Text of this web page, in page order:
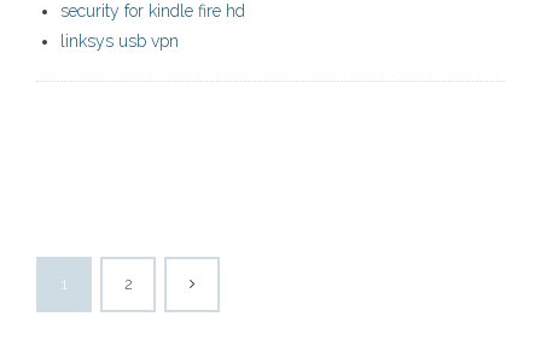
security for kindle fire hd
linksys usb vpn
1 2